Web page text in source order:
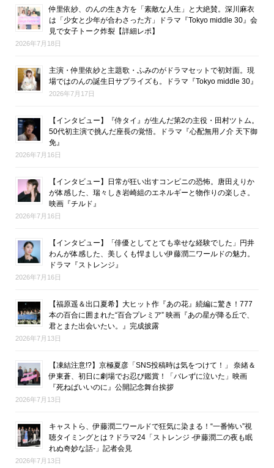
仲里依紗、のんの生き方を「素敵な人生」と大絶賛。深川麻衣
は「少女と少年が合わさった方」ドラマ『Tokyo middle 30』会
見で女子トーク炸裂【詳細レポ】
2026年7月18日
主演・仲里依紗と主題歌・ふみのがドラマセットで初対面。現
場ではのんの誕生日サプライズも。ドラマ『Tokyo middle 30』
2026年7月17日
【インタビュー】『侍タイ』が生んだ第2の主役・田村ツトム。
50代初主演で挑んだ座長の覚悟。ドラマ『心配無用ノ介 天下御
免』
2026年7月16日
【インタビュー】日常が狂い出すコンビニの恐怖。唐田えりか
が体感した、瑞々しき岩崎組のエネルギーと物作りの楽しさ。
映画『チルド』
2026年7月16日
【インタビュー】「俳優としてとても幸せな経験でした」円井
わんが体感した、美しくも悍ましい伊藤潤二ワールドの魅力。
ドラマ『ストレンジ』
2026年7月16日
【福原遥＆出口夏希】大ヒット作『あの花』続編に驚き！777
本の百合に囲まれた“百合プレミア” 映画『あの星が降る丘で、
君とまた出会いたい。』完成披露
2026年7月13日
【凍結注意!?】京極夏彦「SNS投稿時は気をつけて！」 奈緒＆
伊東蒼、初日に劇場でお忍び鑑賞！「バレずに泣いた」映画
『死ねばいいのに』公開記念舞台挨拶
2026年7月13日
キャストら、伊藤潤二ワールドで狂気に染まる！“一番怖い”視
聴タイミングとは？ドラマ24「ストレンジ -伊藤潤二の夜も眠
れぬ奇妙な話-」記者会見
2026年7月13日